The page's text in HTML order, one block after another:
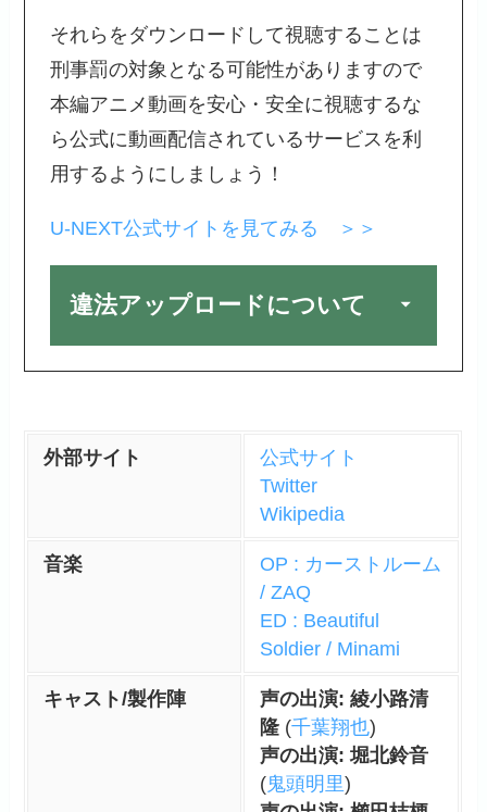
それらをダウンロードして視聴することは
刑事罰の対象となる可能性がありますので
本編アニメ動画を安心・安全に視聴するな
ら公式に動画配信されているサービスを利
用するようにしましょう！
U-NEXT公式サイトを見てみる ＞＞
違法アップロードについて
外部サイト
公式サイト
Twitter
Wikipedia
音楽
OP : カーストルーム
/ ZAQ
ED : Beautiful
Soldier / Minami
キャスト/製作陣
声の出演: 綾小路清
隆(千葉翔也)
声の出演: 堀北鈴音
(鬼頭明里)